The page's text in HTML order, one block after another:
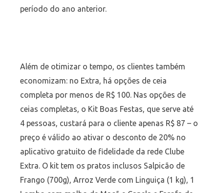
período do ano anterior.
Além de otimizar o tempo, os clientes também
economizam: no Extra, há opções de ceia
completa por menos de R$ 100. Nas opções de
ceias completas, o Kit Boas Festas, que serve até
4 pessoas, custará para o cliente apenas R$ 87 – o
preço é válido ao ativar o desconto de 20% no
aplicativo gratuito de fidelidade da rede Clube
Extra. O kit tem os pratos inclusos Salpicão de
Frango (700g), Arroz Verde com Linguiça (1 kg), 1